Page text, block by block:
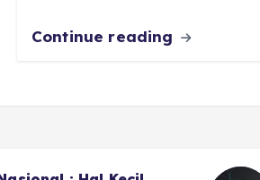
Continue reading